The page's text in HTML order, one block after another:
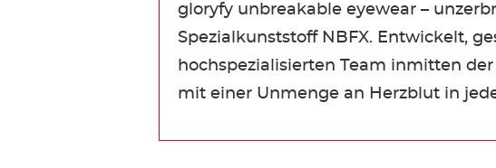
gloryfy unbreakable eyewear –
Spezialkunststoff NBFX. Entwickelt,
hochspezialisierten Team inmitten
mit einer Unmenge an Herzblut in